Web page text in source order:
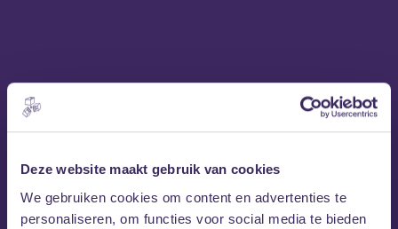
Deze website maakt gebruik van cookies
We gebruiken cookies om content en advertenties te
personaliseren, om functies voor social media te bieden
Mr. Heleen
Luisteren naar Mr. (Meester) Heleenis als bladeren